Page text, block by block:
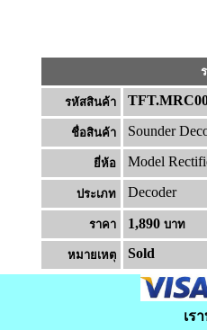
รหัสสินค้า
ชื่อสินค้า Sounder
ยี่ห้อ Model
ประเภท Decoder
ราคา 1,890 บาท
หมายเหต Sold
เร